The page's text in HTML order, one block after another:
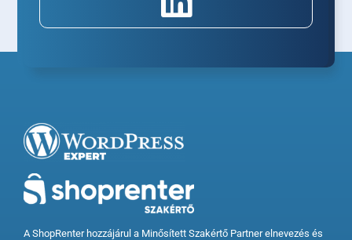
A ShopRenter hozzájárul a Minősített Szakértő Partner elnevezés és